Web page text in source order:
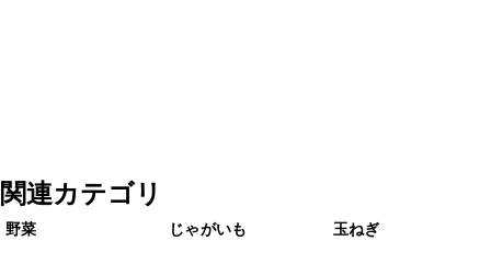
関連カテゴリ
野菜 じゃがいも 玉ねぎ